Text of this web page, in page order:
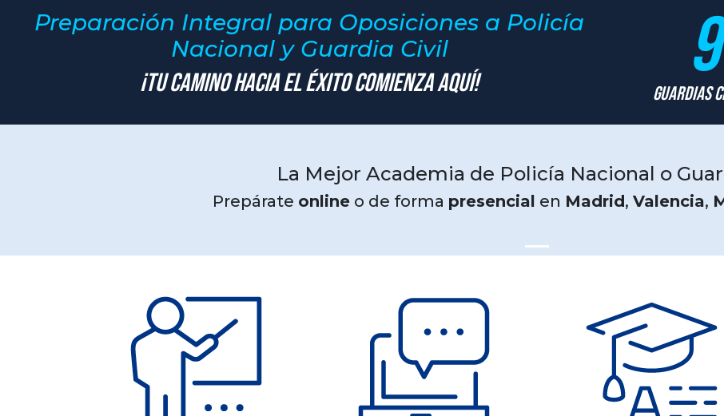
Preparación Integral para Oposiciones a Policía
Nacional y Guardia Civil
¡Tu Camino hacia el Éxito Comienza Aquí! Guardias
La Mejor Academia de Policía Nacional o
Prepárate onlineo de forma presencial en Madrid, Valencia,